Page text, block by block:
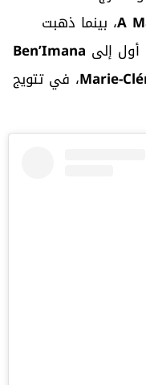
A، بينما ذهبت
أول إلى Ben’Imana
Marie-، في تتويج